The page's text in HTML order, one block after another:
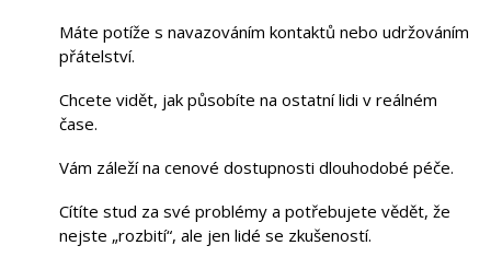
Máte potíže s navazováním kontaktů nebo udržováním
přátelství.
Chcete vidět, jak působíte na ostatní lidi v reálném
čase.
Vám záleží na cenové dostupnosti dlouhodobé péče.
Cítíte stud za své problémy a potřebujete vědět, že
nejste „rozbití“, ale jen lidé se zkušeností.